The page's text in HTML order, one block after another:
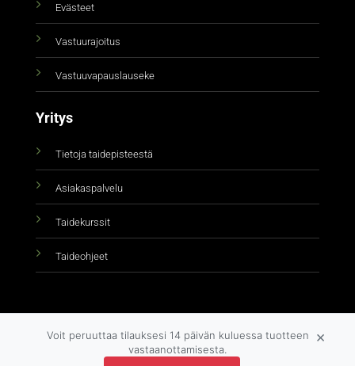
Evästeet
Vastuurajoitus
Vastuuvapauslauseke
Yritys
Tietoja taidepisteestä
Asiakaspalvelu
Taidekurssit
Taideohjeet
Voit peruuttaa tilauksesi 14 päivän kuluessa tuotteen
vastaanottamisesta.
×